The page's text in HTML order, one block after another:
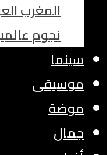
المغرب
نجوم
سينما
موسيقى
موضة
جمال